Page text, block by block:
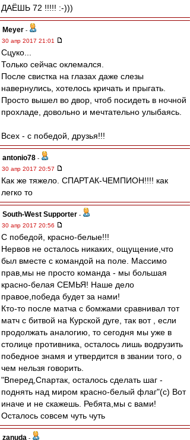
ДАЁШЬ 72 !!!!! :-)))
Meyer -
30 апр 2017 21:01
Сцуко...
Только сейчас оклемался.
После свистка на глазах даже слезы
навернулись, хотелось кричать и прыгать.
Просто вышел во двор, чтоб посидеть в ночной
прохладе, довольно и мечтательно улыбаясь.
Всех - с победой, друзья!!!
antonio78 -
30 апр 2017 20:57
Как же тяжело. СПАРТАК-ЧЕМПИОН!!!! как
легко то
South-West Supporter -
30 апр 2017 20:56
С победой, красно-белые!!!
Нервов не осталось никаких, ощущение,что
был вместе с командой на поле. Массимо
прав,мы не просто команда - мы большая
красно-белая СЕМЬЯ! Наше дело
правое,победа будет за нами!
Кто-то после матча с бомжами сравнивал тот
матч с битвой на Курской дуге, так вот , если
продолжать аналогию, то сегодня мы уже в
столице противника, осталось лишь водрузить
победное знамя и утвердится в звании того, о
чем нельзя говорить.
"Вперед,Спартак, осталось сделать шаг -
поднять над миром красно-белый флаг"(с) Вот
иначе и не скажешь. Ребята,мы с вами!
Осталось совсем чуть чуть
zanuda -